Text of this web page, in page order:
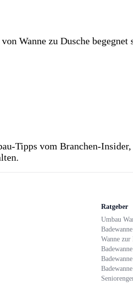
Wanne zu Dusche begegnet
Tipps vom Branchen-
Ratgeber
Umbau
Wanne zur